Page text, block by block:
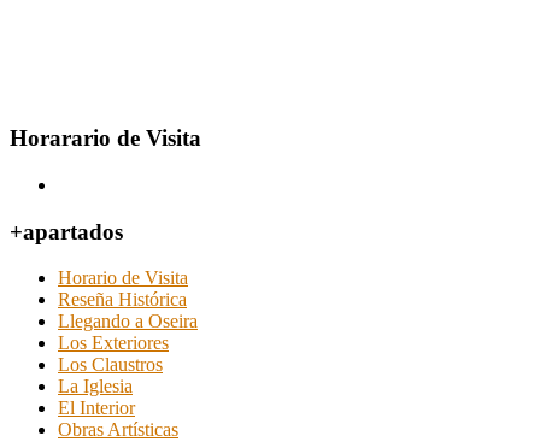
Horarario de Visita
+apartados
Horario de Visita
Reseña Histórica
Llegando a Oseira
Los Exteriores
Los Claustros
La Iglesia
El Interior
Obras Artísticas